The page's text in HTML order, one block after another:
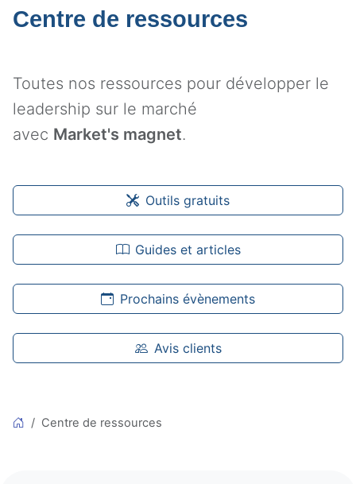
Centre de ressources
Toutes nos ressources pour développer le
leadership sur le marché
avec Market's magnet.
Outils gratuits
Guides et articles
Prochains évènements
Avis clients
Centre de ressources